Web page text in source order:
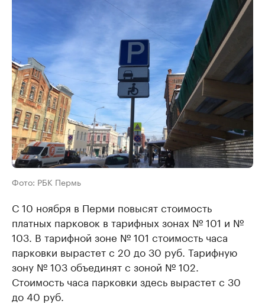
Фото: РБК Пермь
С 10 ноября в Перми повысят стоимость
платных парковок в тарифных зонах № 101 и №
103. В тарифной зоне № 101 стоимость часа
парковки вырастет с 20 до 30 руб. Тарифную
зону № 103 объединят с зоной № 102.
Стоимость часа парковки здесь вырастет с 30
до 40 руб.